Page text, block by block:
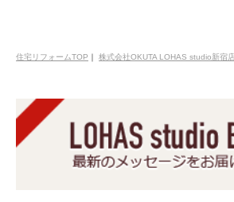
住宅リフォームTOP ｜ 株式会社OKUTA LOHAS studio新宿